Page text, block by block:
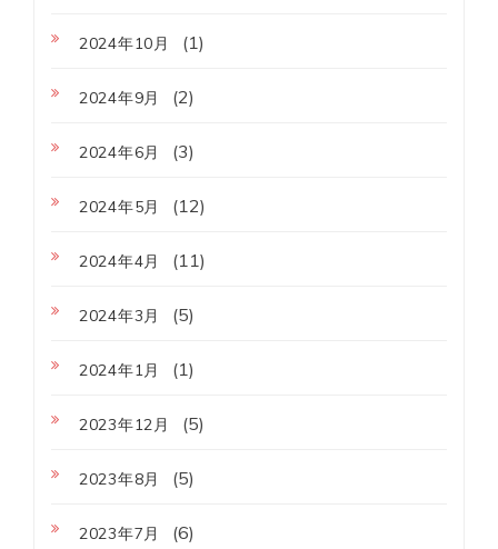
2024年10月 (1)
2024年9月 (2)
2024年6月 (3)
2024年5月 (12)
2024年4月 (11)
2024年3月 (5)
2024年1月 (1)
2023年12月 (5)
2023年8月 (5)
2023年7月 (6)